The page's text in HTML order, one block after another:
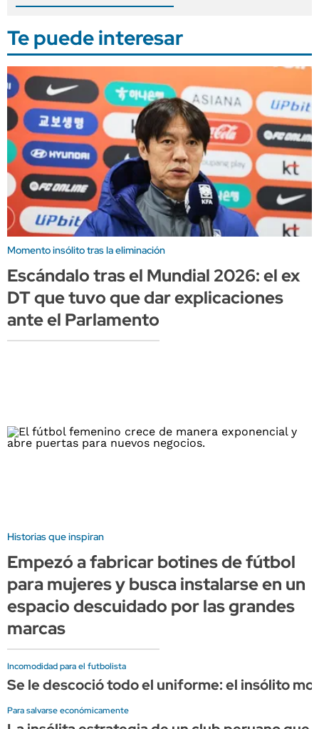
Te puede interesar
Momento insólito tras la eliminación
Escándalo tras el Mundial 2026: el ex
DT que tuvo que dar explicaciones
ante el Parlamento
Historias que inspiran
Empezó a fabricar botines de fútbol
para mujeres y busca instalarse en un
espacio descuidado por las grandes
marcas
Incomodidad para el futbolista
Se le descoció todo el uniforme: el insólito
Para salvarse económicamente